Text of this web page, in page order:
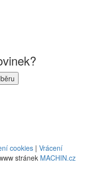
cookies | Vrácení
stránek MACHIN.cz